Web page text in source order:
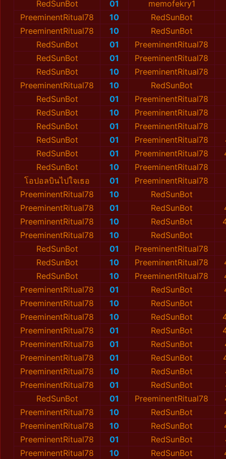
RedSunBot 01
memofekry1
PreeminentRitual78
10
RedSunBot
PreeminentRitual78
10 RedSunBot
RedSunBot
01 PreeminentRitual78
RedSunBot
01
PreeminentRitual78
RedSunBot
10
PreeminentRitual78
PreeminentRitual78
10
RedSunBot
RedSunBot
01 PreeminentRitual78
RedSunBot
10
PreeminentRitual78
RedSunBot
01
PreeminentRitual78
RedSunBot
01 PreeminentRitual78
RedSunBot
01 PreeminentRitual78
RedSunBot
10 PreeminentRitual78
โอปอลบินไปใจเธอ
01 PreeminentRitual78
PreeminentRitual78
10 RedSunBot
PreeminentRitual78
01 RedSunBot
PreeminentRitual78
10 RedSunBot
PreeminentRitual78
10 RedSunBot
RedSunBot
01 PreeminentRitual78
RedSunBot
10 PreeminentRitual78
RedSunBot
10 PreeminentRitual78
PreeminentRitual78
01 RedSunBot
PreeminentRitual78
10 RedSunBot
PreeminentRitual78
10 RedSunBot
PreeminentRitual78
01 RedSunBot
PreeminentRitual78
01 RedSunBot
PreeminentRitual78
01 RedSunBot
PreeminentRitual78
10 RedSunBot
PreeminentRitual78
01 RedSunBot
RedSunBot
01 PreeminentRitual78
PreeminentRitual78
10 RedSunBot
PreeminentRitual78
10 RedSunBot
PreeminentRitual78
01 RedSunBot
PreeminentRitual78
10 RedSunBot